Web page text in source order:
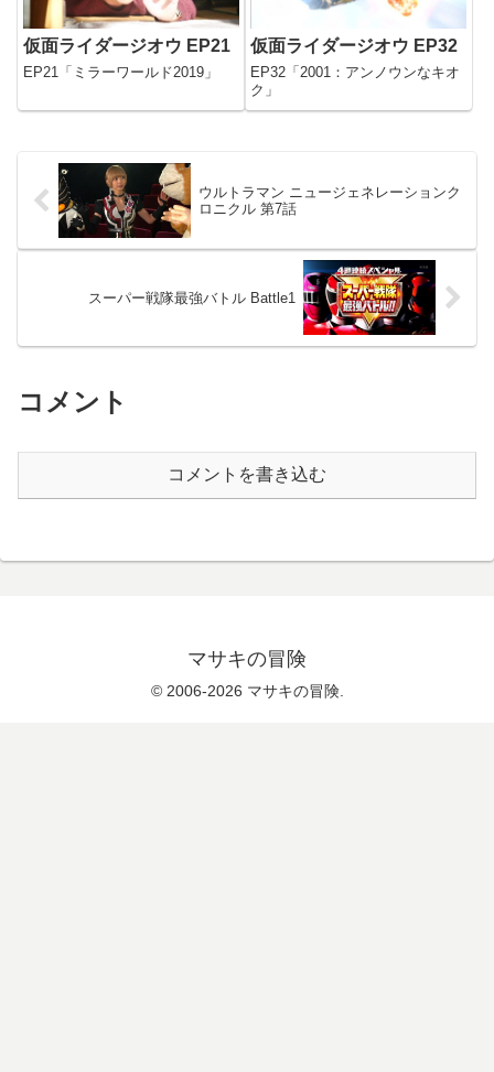
仮面ライダージオウ EP21
EP21「ミラーワールド2019」
仮面ライダージオウ EP32
EP32「2001：アンノウンなキオ
ク」
ウルトラマン ニュージェネレーションク
ロニクル 第7話
スーパー戦隊最強バトル Battle1
コメント
コメントを書き込む
マサキの冒険
© 2006-2026 マサキの冒険.